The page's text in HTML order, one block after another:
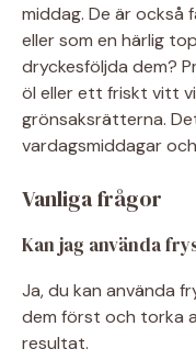
middag. De är också
eller som en härlig
dryckesföljda dem?
öl eller ett friskt vitt
grönsaksrätterna.
vardagsmiddagar
Vanliga frågor
Kan jag använda
Ja, du kan använda
dem först och torka
resultat.